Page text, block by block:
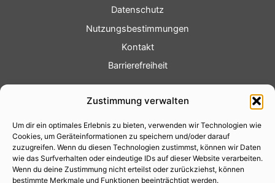
Zustimmung verwalten
Um dir ein optimales Erlebnis zu bieten, verwenden wir Technologien wie
Cookies, um Geräteinformationen zu speichern und/oder darauf
zuzugreifen. Wenn du diesen Technologien zustimmst, können wir Daten
wie das Surfverhalten oder eindeutige IDs auf dieser Website verarbeiten.
Wenn du deine Zustimmung nicht erteilst oder zurückziehst, können
bestimmte Merkmale und Funktionen beeinträchtigt werden.
Datenschutz
Nutzungsbestimmungen
Kontakt
Barrierefreiheit
Fotoservice
Videoservice
Werbung
Contenterstellung